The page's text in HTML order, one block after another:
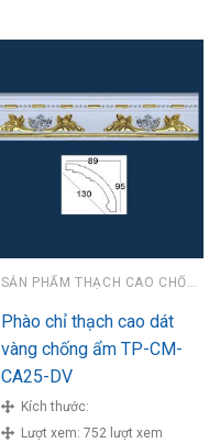
SẢN PHẨM THẠCH CAO CHỐNG ẨM
Phào chỉ thạch cao dát
vàng chống ẩm TP-CM-
CA25-DV
Kích thước:
Lượt xem: 752 lượt xem